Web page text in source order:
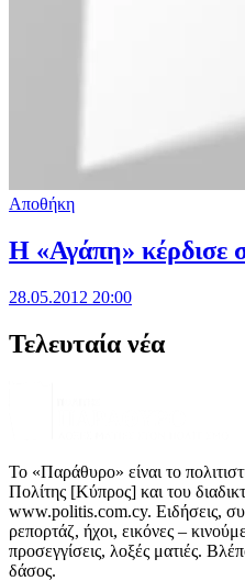
Αποθήκη
H «Αγάπη» κέρδισε
28.05.2012 20:00
Τελευταία νέα
Το «Παράθυρο» είναι το
Πολίτης [Κύπρος] και του
www.politis.com.cy. Ειδήσεις,
ρεπορτάζ, ήχοι, εικόνες –
προσεγγίσεις, λοξές ματιές.
δάσος.